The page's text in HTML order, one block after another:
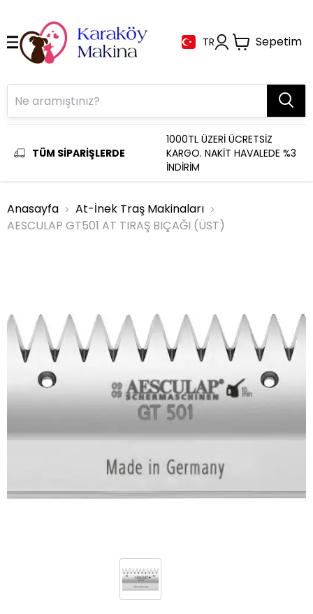
TR Sepetim
TÜM SİPARİŞLERDE
1000TL ÜZERİ ÜCRETSİZ
KARGO. NAKİT HAVALEDE %3
İNDİRİM
Anasayfa
At-İnek Traş Makinaları
AESCULAP GT501 AT TIRAŞ BIÇAĞI (ÜST)